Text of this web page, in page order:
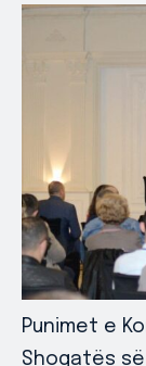
Punimet e
Shoqatës së